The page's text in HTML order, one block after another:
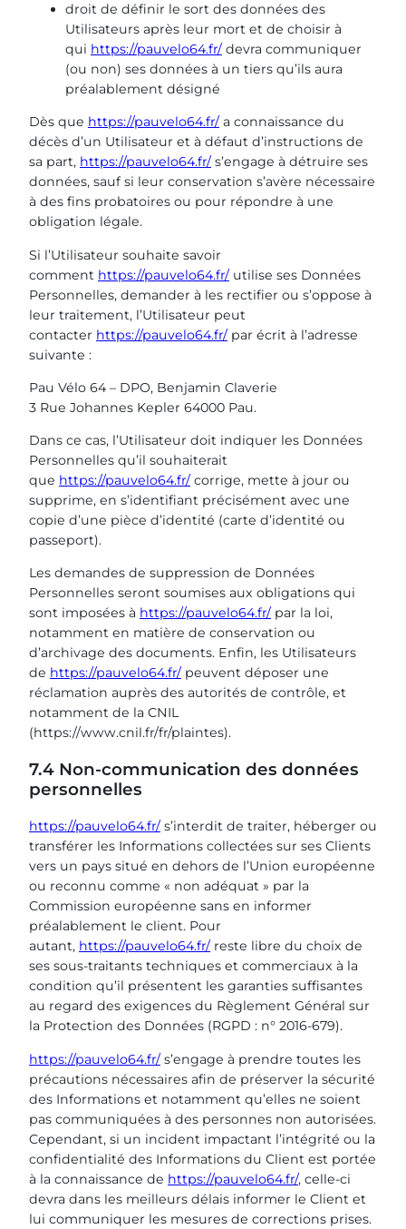
droit de définir le sort des données des
Utilisateurs après leur mort et de choisir à
qui https://pauvelo64.fr/devra communiquer
(ou non) ses données à un tiers qu’ils aura
préalablement désigné
Dès que https://pauvelo64.fr/ a connaissance du
décès d’un Utilisateur et à défaut d’instructions de
sa part, https://pauvelo64.fr/ s’engage à détruire ses
données, sauf si leur conservation s’avère nécessaire
à des fins probatoires ou pour répondre à une
obligation légale.
Si l’Utilisateur souhaite savoir
comment https://pauvelo64.fr/utilise ses Données
Personnelles, demander à les rectifier ou s’oppose à
leur traitement, l’Utilisateur peut
contacter https://pauvelo64.fr/par écrit à l’adresse
suivante :
Pau Vélo 64 – DPO, Benjamin Claverie
3 Rue Johannes Kepler 64000 Pau.
Dans ce cas, l’Utilisateur doit indiquer les Données
Personnelles qu’il souhaiterait
que https://pauvelo64.fr/corrige, mette à jour ou
supprime, en s’identifiant précisément avec une
copie d’une pièce d’identité (carte d’identité ou
passeport).
Les demandes de suppression de Données
Personnelles seront soumises aux obligations qui
sont imposées à https://pauvelo64.fr/ par la loi,
notamment en matière de conservation ou
d’archivage des documents. Enfin, les Utilisateurs
de https://pauvelo64.fr/ peuvent déposer une
réclamation auprès des autorités de contrôle, et
notamment de la CNIL
(https://www.cnil.fr/fr/plaintes).
7.4 Non-communication des données
personnelles
https://pauvelo64.fr/ s’interdit de traiter, héberger ou
transférer les Informations collectées sur ses Clients
vers un pays situé en dehors de l’Union européenne
ou reconnu comme « non adéquat » par la
Commission européenne sans en informer
préalablement le client. Pour
autant, https://pauvelo64.fr/ reste libre du choix de
ses sous-traitants techniques et commerciaux à la
condition qu’il présentent les garanties suffisantes
au regard des exigences du Règlement Général sur
la Protection des Données (RGPD : n° 2016-679).
https://pauvelo64.fr/s’engage à prendre toutes les
précautions nécessaires afin de préserver la sécurité
des Informations et notamment qu’elles ne soient
pas communiquées à des personnes non autorisées.
Cependant, si un incident impactant l’intégrité ou la
confidentialité des Informations du Client est portée
à la connaissance de https://pauvelo64.fr/, celle-ci
devra dans les meilleurs délais informer le Client et
lui communiquer les mesures de corrections prises.